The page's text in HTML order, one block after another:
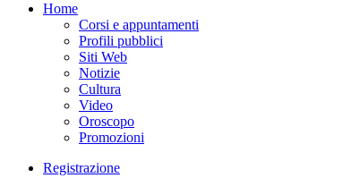
Home
Corsi e appuntamenti
Profili pubblici
Siti Web
Notizie
Cultura
Video
Oroscopo
Promozioni
Registrazione